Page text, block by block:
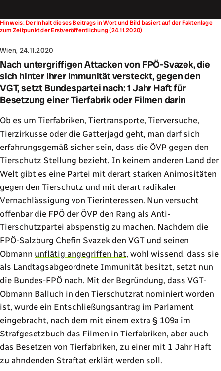
Hinweis: Der Inhalt dieses Beitrags in Wort und Bild basiert auf der Faktenlage
zum Zeitpunkt der Erstveröffentlichung (24.11.2020)
Wien, 24.11.2020
Nach untergriffigen Attacken von FPÖ-Svazek, die
sich hinter ihrer Immunität versteckt, gegen den
VGT, setzt Bundespartei nach: 1 Jahr Haft für
Besetzung einer Tierfabrik oder Filmen darin
Ob es um Tierfabriken, Tiertransporte, Tierversuche,
Tierzirkusse oder die Gatterjagd geht, man darf sich
erfahrungsgemäß sicher sein, dass die ÖVP gegen den
Tierschutz Stellung bezieht. In keinem anderen Land der
Welt gibt es eine Partei mit derart starken Animositäten
gegen den Tierschutz und mit derart radikaler
Vernachlässigung von Tierinteressen. Nun versucht
offenbar die FPÖ der ÖVP den Rang als Anti-
Tierschutzpartei abspenstig zu machen. Nachdem die
FPÖ-Salzburg Chefin Svazek den VGT und seinen
Obmann unflätig angegriffen hat, wohl wissend, dass sie
als Landtagsabgeordnete Immunität besitzt, setzt nun
die Bundes-FPÖ nach. Mit der Begründung, dass VGT-
Obmann Balluch in den Tierschutzrat nominiert worden
ist, wurde ein Entschließungsantrag im Parlament
eingebracht, nach dem mit einem extra § 109a im
Strafgesetzbuch das Filmen in Tierfabriken, aber auch
das Besetzen von Tierfabriken, zu einer mit 1 Jahr Haft
zu ahndenden Straftat erklärt werden soll.